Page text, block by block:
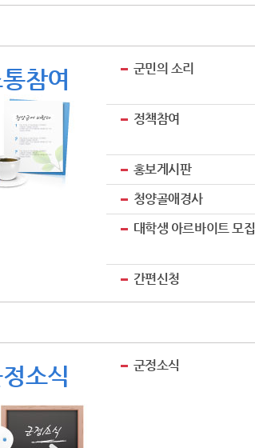
참여 군민의 소리
정책참여
홍보게시판
청양골애경사
대학생 아르바이트 모집
간편신청
소식 군정소식